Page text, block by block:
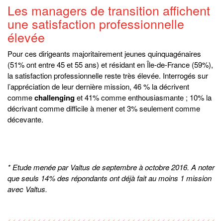
Les managers de transition affichent
une satisfaction professionnelle
élevée
Pour ces dirigeants majoritairement jeunes quinquagénaires
(51% ont entre 45 et 55 ans) et résidant en Île-de-France (59%),
la satisfaction professionnelle reste très élevée. Interrogés sur
l’appréciation de leur dernière mission, 46 % la décrivent
commechallenginget 41% comme enthousiasmante ; 10% la
décrivant comme difficile à mener et 3% seulement comme
décevante.
* Etude menée par Valtus de septembre à octobre 2016. A noter
que seuls 14% des répondants ont déjà fait au moins 1 mission
avec Valtus.